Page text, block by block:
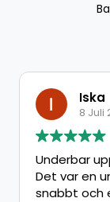
Iska
8 Juli
Underbar
Det var en
snabbt och